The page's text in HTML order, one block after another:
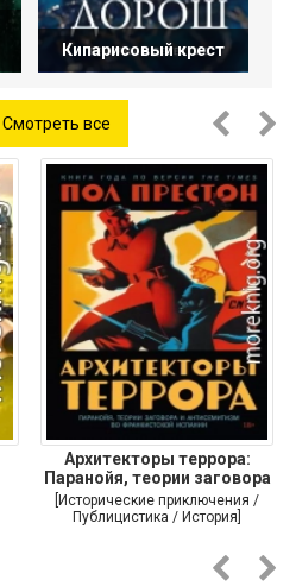
Кипарисовый крест
Смотреть все
Архитекторы террора:
Паранойя, теории заговора
и
[Исторические приключения /
Публицистика / История]